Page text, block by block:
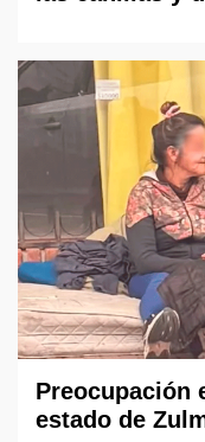
Preocupación
estado de